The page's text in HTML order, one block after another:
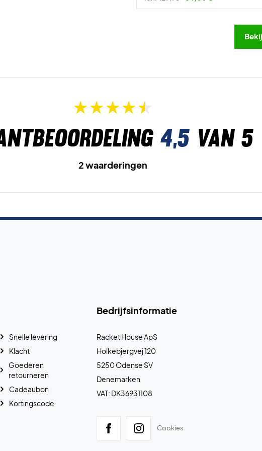
4,5van 5
2 waarderingen
Bedrijfsinformatie
Racket House ApS
Holkebjergvej 120
5250 Odense SV
Denemarken
VAT: DK36931108
Cookies
Snelle levering
Klacht
Goederen
retourneren
Cadeaubon
Kortingscode